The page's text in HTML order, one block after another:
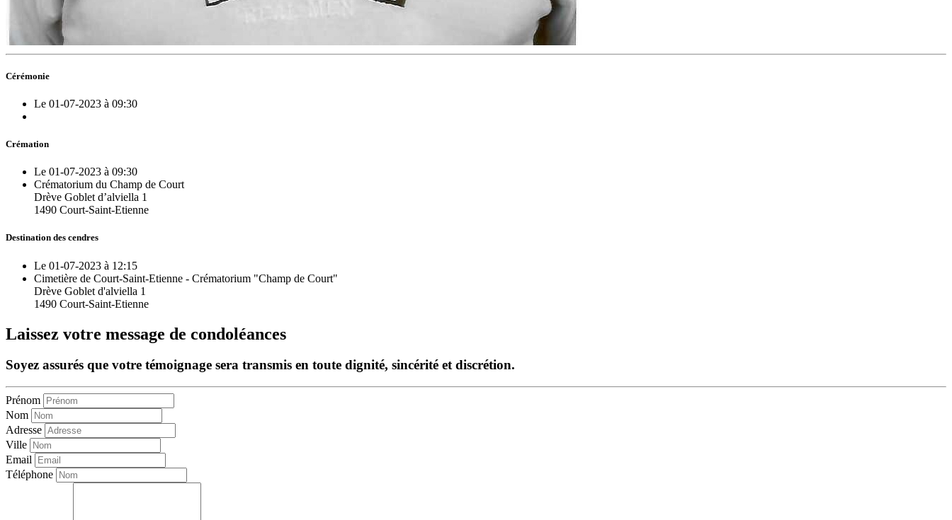
Cérémonie
Le 01-07-2023 à 09:30
Crémation
Le 01-07-2023 à 09:30
Crématorium du Champ de Court
Drève Goblet d’alviella 1
1490 Court-Saint-Etienne
Destination des cendres
Le 01-07-2023 à 12:15
Cimetière de Court-Saint-Etienne - Crématorium "Champ de Court"
Drève Goblet d'alviella 1
1490 Court-Saint-Etienne
Laissez votre message de condoléances
Soyez assurés que votre témoignage sera transmis en toute dignité, sincérité et discrétion.
Prénom
Nom
Adresse
Ville
Email
Téléphone